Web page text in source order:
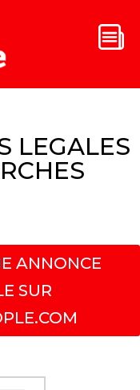
LEGALES
ANNONCE
SUR